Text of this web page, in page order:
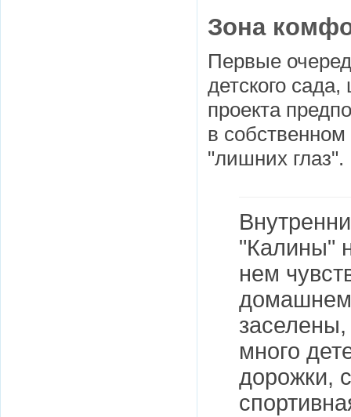
Зона
Первые
детского
проекта
в
"лишних глаз".
"Калины"
нем
много
дорожки,